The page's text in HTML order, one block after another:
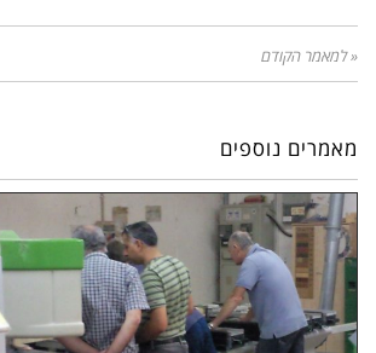
« למאמר הקודם
מאמרים נוספים